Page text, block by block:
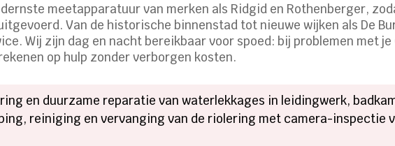
meetapparatuur van merken als Ridgid en Rothenberger,
Van de historische binnenstad tot nieuwe wijken als De
Wij zijn dag en nacht bereikbaar voor spoed: bij problemen met
op hulp zonder verborgen kosten.
en duurzame reparatie van waterlekkages in leidingwerk,
reiniging en vervanging van de riolering met camera-inspectie